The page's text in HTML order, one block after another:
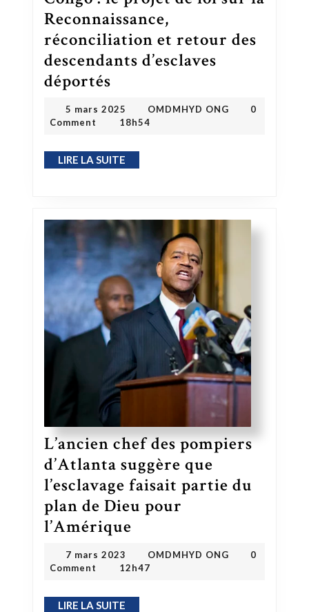
Reconnaissance,
réconciliation et retour des
descendants d’esclaves
déportés
5 mars 2025 5 mars 2025OMDMHYD ONG
0
Comment
18h54
LIRE LA SUITE
L’ancien chef des pompiers
d’Atlanta suggère que
l’esclavage faisait partie du
plan de Dieu pour
l’Amérique
7 mars 2023 7 mars 2023OMDMHYD ONG
0
Comment
12h47
LIRE LA SUITE